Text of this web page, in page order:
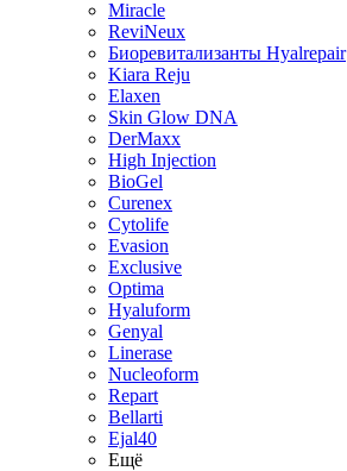
Miracle
ReviNeux
Биоревитализанты Hyalrepair
Kiara Reju
Elaxen
Skin Glow DNA
DerMaxx
High Injection
BioGel
Curenex
Cytolife
Evasion
Exclusive
Optima
Hyaluform
Genyal
Linerase
Nucleoform
Repart
Bellarti
Ejal40
Ещё